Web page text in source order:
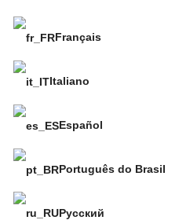
Français
Italiano
Español
Português do Brasil
Русский